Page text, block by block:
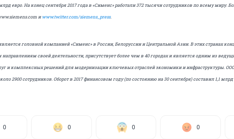
евро. На конец сентября 2017 года в «Сименс» работали 372 тысячи сотрудников по всему миру.
иwww.twitter.com/siemens_press.
головной компанией «Сименс» в России, Белоруссии и Центральной Азии. В этих странах
своей деятельности, присутствует более чем в 40 городах и является одним из
и комплексных решений для модернизации ключевых отраслей экономики и инфраструктуры.
2900 сотрудников. Оборот в 2017 финансовом году (по состоянию на 30 сентября) составил 1,1 млрд
0 0 0 0